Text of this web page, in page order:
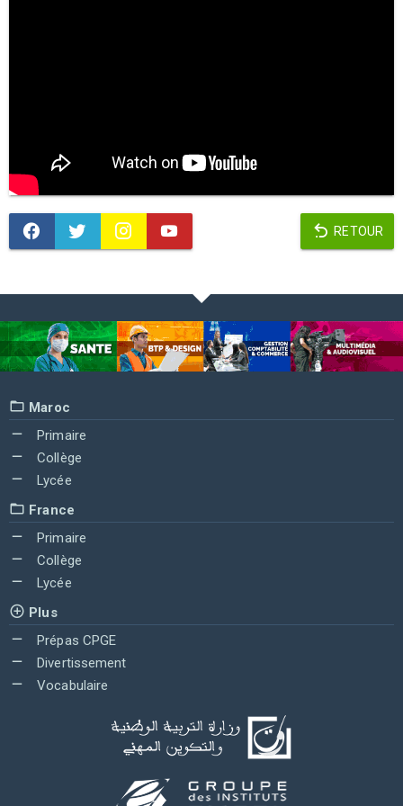
RETOUR
Maroc
Primaire
Collège
Lycée
France
Primaire
Collège
Lycée
Plus
Prépas CPGE
Divertissement
Vocabulaire